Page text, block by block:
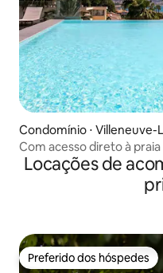
Condomínio ⋅ Villeneuve-
Com acesso direto à
Locações de
Preferido dos hóspedes
Preferido dos hóspedes